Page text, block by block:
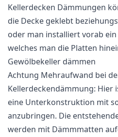
Kellerdecken Dämmungen
die Decke geklebt
oder man installiert vorab ein
welches man die Platten
Gewölbekeller dämmen
Achtung Mehraufwand bei
Kellerdeckendämmung: Hier
eine Unterkonstruktion mit
anzubringen. Die
werden mit Dämmmatten